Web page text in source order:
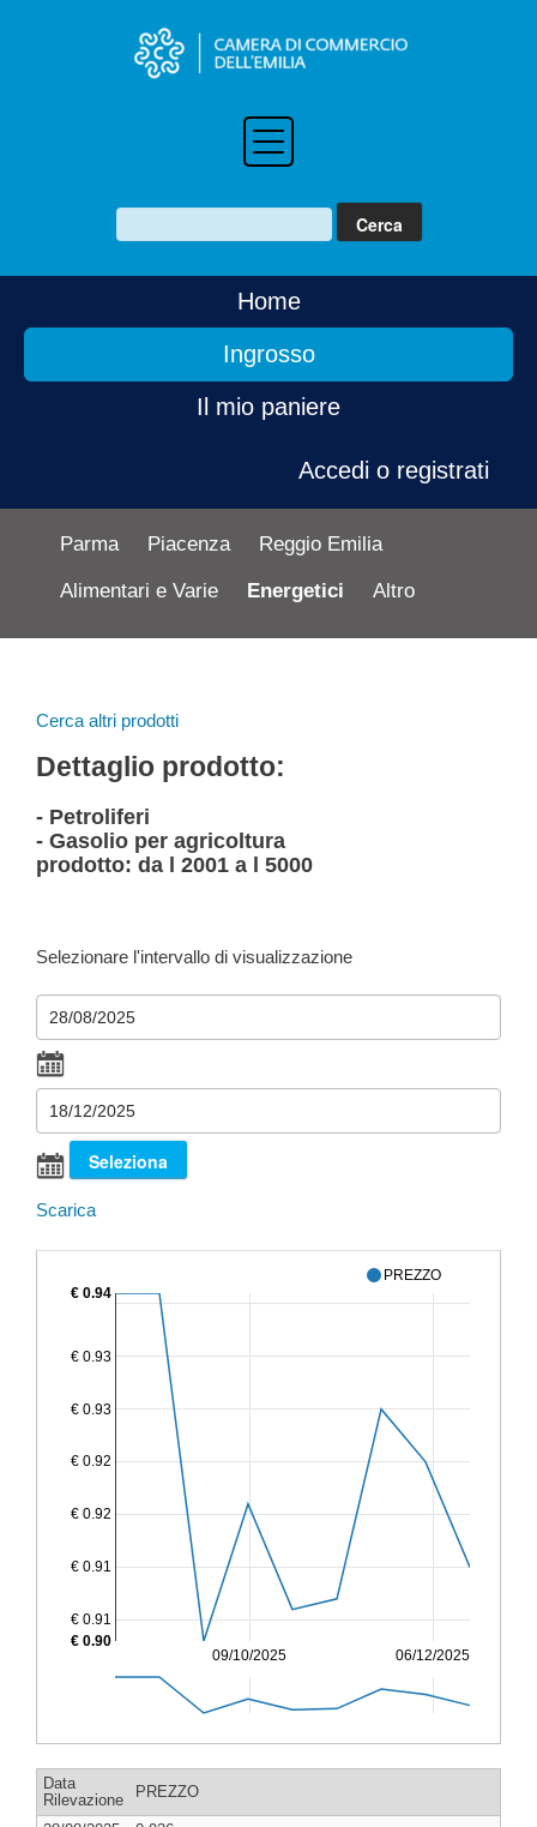
Home
Ingrosso
Il mio paniere
Accedi o registrati
Parma Piacenza Reggio Emilia
Alimentari e Varie Energetici Altro
Cerca altri prodotti
Dettaglio prodotto:
- Petroliferi
- Gasolio per agricoltura
prodotto: da l 2001 a l 5000
Selezionare l'intervallo di visualizzazione
Scarica
PREZZO
09/10/2025 06/12/2025
€ 0.91
€ 0.91
€ 0.92
€ 0.92
€ 0.93
€ 0.93
€ 0.90
€ 0.94
Data
Rilevazione
PREZZO